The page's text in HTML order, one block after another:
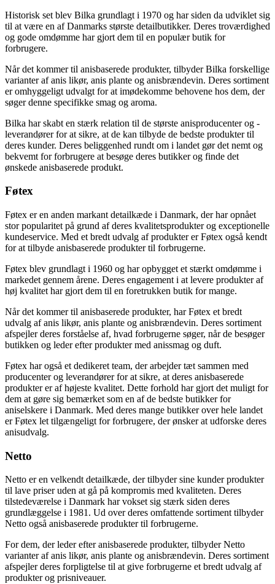
Historisk set blev Bilka grundlagt i 1970 og har siden da udviklet sig
til at være en af Danmarks største detailbutikker. Deres troværdighed
og gode omdømme har gjort dem til en populær butik for
forbrugere.
Når det kommer til anisbaserede produkter, tilbyder Bilka forskellige
varianter af anis likør, anis plante og anisbrændevin. Deres sortiment
er omhyggeligt udvalgt for at imødekomme behovene hos dem, der
søger denne specifikke smag og aroma.
Bilka har skabt en stærk relation til de største anisproducenter og -
leverandører for at sikre, at de kan tilbyde de bedste produkter til
deres kunder. Deres beliggenhed rundt om i landet gør det nemt og
bekvemt for forbrugere at besøge deres butikker og finde det
ønskede anisbaserede produkt.
Føtex
Føtex er en anden markant detailkæde i Danmark, der har opnået
stor popularitet på grund af deres kvalitetsprodukter og exceptionelle
kundeservice. Med et bredt udvalg af produkter er Føtex også kendt
for at tilbyde anisbaserede produkter til forbrugerne.
Føtex blev grundlagt i 1960 og har opbygget et stærkt omdømme i
markedet gennem årene. Deres engagement i at levere produkter af
høj kvalitet har gjort dem til en foretrukken butik for mange.
Når det kommer til anisbaserede produkter, har Føtex et bredt
udvalg af anis likør, anis plante og anisbrændevin. Deres sortiment
afspejler deres forståelse af, hvad forbrugerne søger, når de besøger
butikken og leder efter produkter med anissmag og duft.
Føtex har også et dedikeret team, der arbejder tæt sammen med
producenter og leverandører for at sikre, at deres anisbaserede
produkter er af højeste kvalitet. Dette forhold har gjort det muligt for
dem at gøre sig bemærket som en af de bedste butikker for
aniselskere i Danmark. Med deres mange butikker over hele landet
er Føtex let tilgængeligt for forbrugere, der ønsker at udforske deres
anisudvalg.
Netto
Netto er en velkendt detailkæde, der tilbyder sine kunder produkter
til lave priser uden at gå på kompromis med kvaliteten. Deres
tilstedeværelse i Danmark har vokset sig stærk siden deres
grundlæggelse i 1981. Ud over deres omfattende sortiment tilbyder
Netto også anisbaserede produkter til forbrugerne.
For dem, der leder efter anisbaserede produkter, tilbyder Netto
varianter af anis likør, anis plante og anisbrændevin. Deres sortiment
afspejler deres forpligtelse til at give forbrugerne et bredt udvalg af
produkter og prisniveauer.